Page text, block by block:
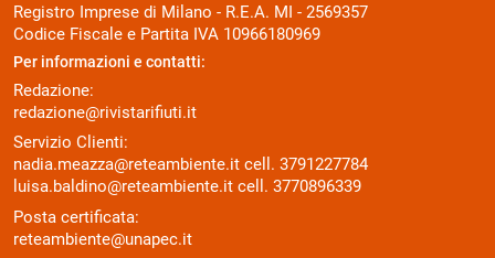
Registro Imprese di Milano - R.E.A. MI - 2569357
Codice Fiscale e Partita IVA 10966180969
Per informazioni e contatti:
Redazione:
redazione@rivistarifiuti.it
Servizio Clienti:
nadia.meazza@reteambiente.it cell. 3791227784
luisa.baldino@reteambiente.it cell. 3770896339
Posta certificata:
reteambiente@unapec.it